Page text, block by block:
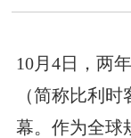
10月4日，两
（简称比利
幕。作为全球